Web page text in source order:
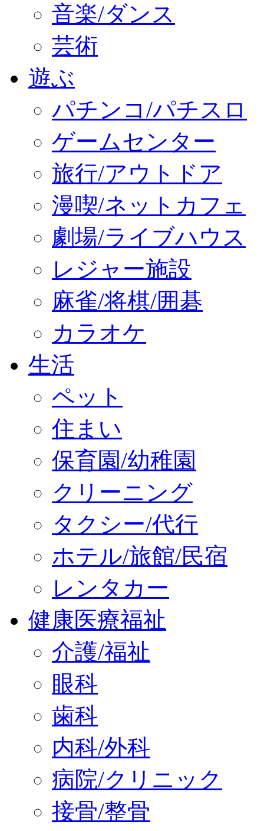
音楽/ダンス
芸術
遊ぶ
パチンコ/パチスロ
ゲームセンター
旅行/アウトドア
漫喫/ネットカフェ
劇場/ライブハウス
レジャー施設
麻雀/将棋/囲碁
カラオケ
生活
ペット
住まい
保育園/幼稚園
クリーニング
タクシー/代行
ホテル/旅館/民宿
レンタカー
健康医療福祉
介護/福祉
眼科
歯科
内科/外科
病院/クリニック
接骨/整骨